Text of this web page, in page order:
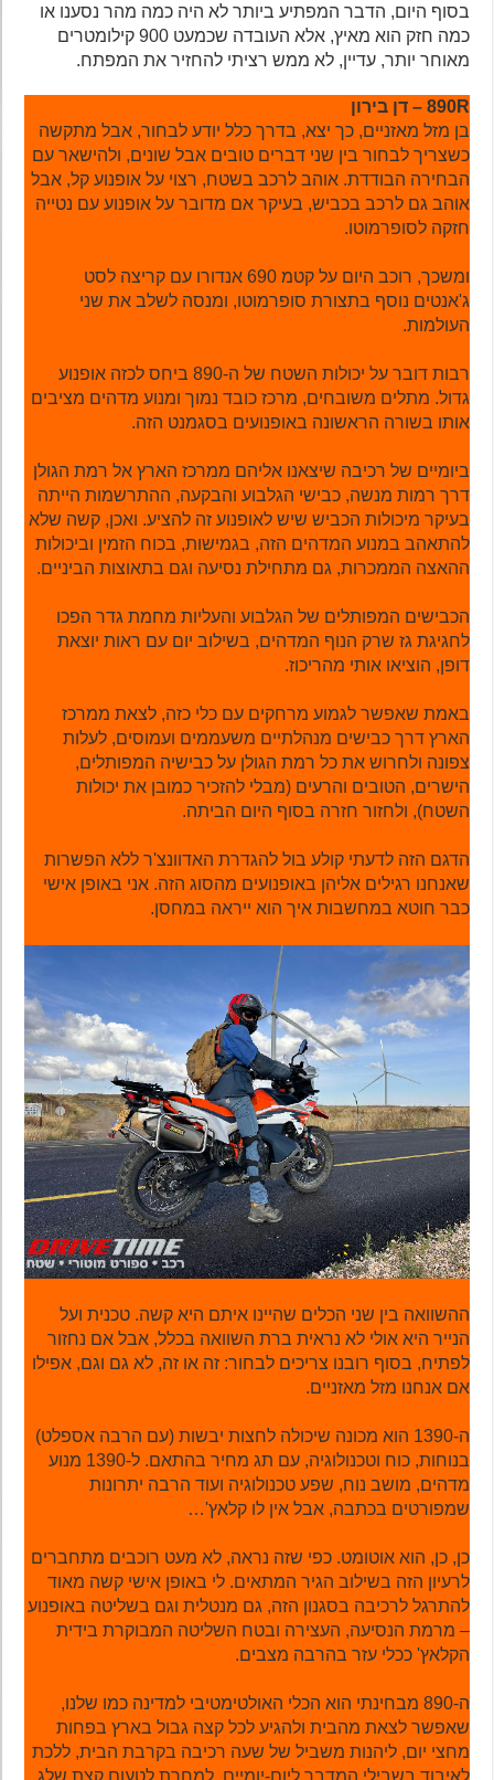
בסוף היום, הדבר המפתיע ביותר לא היה כמה מהר נסענו או
כמה חזק הוא מאיץ, אלא העובדה שכמעט 900 קילומטרים
מאוחר יותר, עדיין, לא ממש רציתי להחזיר את המפתח.
890R – דן בירון
בן מזל מאזניים, כך יצא, בדרך כלל יודע לבחור, אבל מתקשה
כשצריך לבחור בין שני דברים טובים אבל שונים, ולהישאר עם
הבחירה הבודדת. אוהב לרכב בשטח, רצוי על אופנוע קל, אבל
אוהב גם לרכב בכביש, בעיקר אם מדובר על אופנוע עם נטייה
חזקה לסופרמוטו.
ומשכך, רוכב היום על קטמ 690 אנדורו עם קריצה לסט
ג'אנטים נוסף בתצורת סופרמוטו, ומנסה לשלב את שני
העולמות.
רבות דובר על יכולות השטח של ה-890 ביחס לכזה אופנוע
גדול. מתלים משובחים, מרכז כובד נמוך ומנוע מדהים מציבים
אותו בשורה הראשונה באופנועים בסגמנט הזה.
ביומיים של רכיבה שיצאנו אליהם ממרכז הארץ אל רמת הגולן
דרך רמות מנשה, כבישי הגלבוע והבקעה, ההתרשמות הייתה
בעיקר מיכולות הכביש שיש לאופנוע זה להציע. ואכן, קשה שלא
להתאהב במנוע המדהים הזה, בגמישות, בכוח הזמין וביכולות
ההאצה הממכרות, גם מתחילת נסיעה וגם בתאוצות הביניים.
הכבישים המפותלים של הגלבוע והעליות מחמת גדר הפכו
לחגיגת גז שרק הנוף המדהים, בשילוב יום עם ראות יוצאת
דופן, הוציאו אותי מהריכוז.
באמת שאפשר לגמוע מרחקים עם כלי כזה, לצאת ממרכז
הארץ דרך כבישים מנהלתיים משעממים ועמוסים, לעלות
צפונה ולחרוש את כל רמת הגולן על כבישיה המפותלים,
הישרים, הטובים והרעים (מבלי להזכיר כמובן את יכולות
השטח), ולחזור חזרה בסוף היום הביתה.
הדגם הזה לדעתי קולע בול להגדרת האדוונצ'ר ללא הפשרות
שאנחנו רגילים אליהן באופנועים מהסוג הזה. אני באופן אישי
כבר חוטא במחשבות איך הוא ייראה במחסן.
ההשוואה בין שני הכלים שהיינו איתם היא קשה. טכנית ועל
הנייר היא אולי לא נראית ברת השוואה בכלל, אבל אם נחזור
לפתיח, בסוף רובנו צריכים לבחור: זה או זה, לא גם וגם, אפילו
אם אנחנו מזל מאזניים.
ה-1390 הוא מכונה שיכולה לחצות יבשות (עם הרבה אספלט)
בנוחות, כוח וטכנולוגיה, עם תג מחיר בהתאם. ל-1390 מנוע
מדהים, מושב נוח, שפע טכנולוגיה ועוד הרבה יתרונות
שמפורטים בכתבה, אבל אין לו קלאץ'…
כן, כן, הוא אוטומט. כפי שזה נראה, לא מעט רוכבים מתחברים
לרעיון הזה בשילוב הגיר המתאים. לי באופן אישי קשה מאוד
להתרגל לרכיבה בסגנון הזה, גם מנטלית וגם בשליטה באופנוע
– מרמת הנסיעה, העצירה ובטח השליטה המבוקרת בידית
הקלאץ' ככלי עזר בהרבה מצבים.
ה-890 מבחינתי הוא הכלי האולטימטיבי למדינה כמו שלנו,
שאפשר לצאת מהבית ולהגיע לכל קצה גבול בארץ בפחות
מחצי יום, ליהנות משביל של שעה רכיבה בקרבת הבית, ללכת